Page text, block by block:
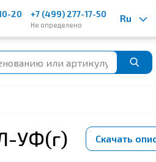
20 +7 (499) 277-17-50
Не определено
Ru
УФ(г) Скачать